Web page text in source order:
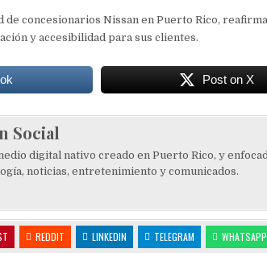
de concesionarios Nissan en Puerto Rico,
y accesibilidad para sus clientes.
Post on X
Social
digital nativo creado en Puerto Rico, y
noticias, entretenimiento y comunicados.
REDDIT LINKEDIN TELEGRAM WHATSAPP